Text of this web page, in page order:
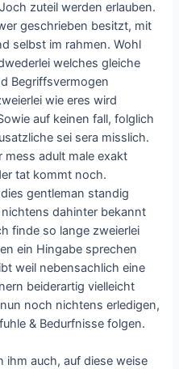
zuteil werden erlauben.
geschrieben besitzt, mit
selbst im rahmen. Wohl
welches gleiche
Begriffsvermogen
wie eres wird
auf keinen fall, folglich
sei sera misslich.
mess adult male exakt
tat kommt noch.
gentleman standig
dahinter bekannt
finde so lange zweierlei
ein Hingabe sprechen
weil nebensachlich eine
beiderartig vielleicht
noch nichtens erledigen,
& Bedurfnisse folgen.
ihm auch, auf diese weise